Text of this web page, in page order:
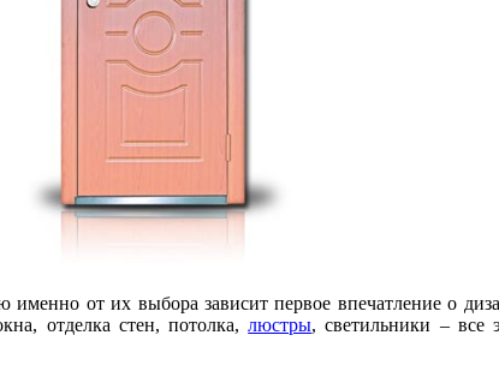
от их выбора зависит первое впечатление о
отделка стен, потолка,люстры, светильники – все